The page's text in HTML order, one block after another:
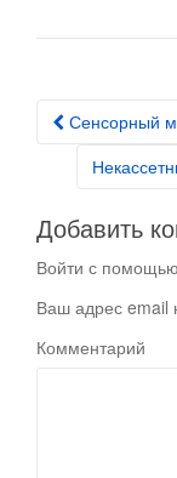
Post
Сенсорный
Добавить
Войти с
Ваш адрес email
Комментарий